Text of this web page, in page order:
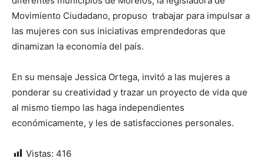
Movimiento Ciudadano, propuso trabajar para impulsar a
las mujeres con sus iniciativas emprendedoras que
dinamizan la economía del país.
En su mensaje Jessica Ortega, invitó a las mujeres a
ponderar su creatividad y trazar un proyecto de vida que
al mismo tiempo las haga independientes
económicamente, y les de satisfacciones personales.
Vistas: 416